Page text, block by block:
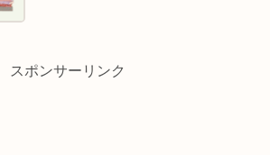
スポンサーリンク